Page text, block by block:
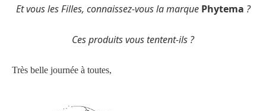
Et vous les Filles, connaissez-vous la marque Phytema ?
Cesproduitsvous tentent-ils ?
Très belle journée à toutes,